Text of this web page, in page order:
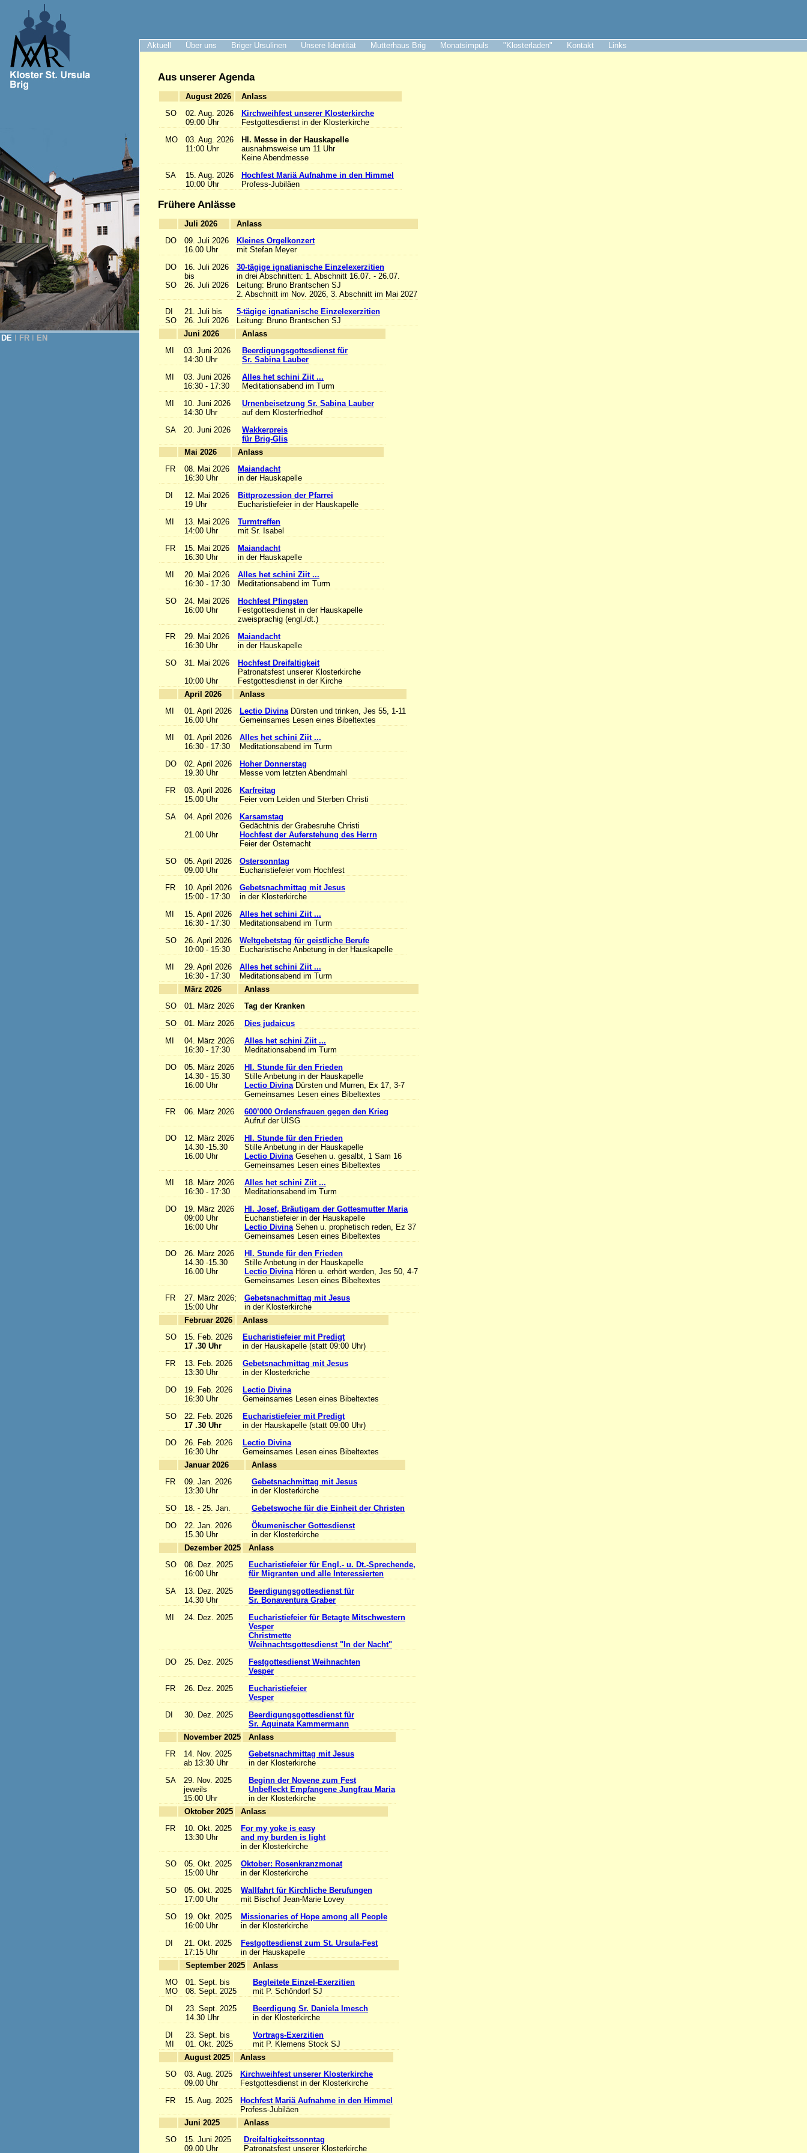
Aktuell Über uns Briger Ursulinen Unsere Identität Mutterhaus Brig Monatsimpuls "Klosterladen" Kontakt Links
DE FR EN
Aus unserer Agenda
August 2026
Anlass
SO
02. Aug. 2026
09:00 Uhr
Kirchweihfest unserer Klosterkirche
Festgottesdienst in der Klosterkirche
MO
03. Aug. 2026
11:00 Uhr
Hl. Messe in der Hauskapelle
ausnahmsweise um 11 Uhr
Keine Abendmesse
SA
15. Aug. 2026
10:00 Uhr
Hochfest Mariä Aufnahme in den Himmel
Profess-Jubiläen
Frühere Anlässe
Juli 2026
Anlass
DO
09. Juli 2026
16.00 Uhr
Kleines Orgelkonzert
mit Stefan Meyer
DO
SO
16. Juli 2026
bis
26. Juli 2026
30-tägige ignatianische Einzelexerzitien
in drei Abschnitten: 1. Abschnitt 16.07. - 26.07.
Leitung: Bruno Brantschen SJ
2. Abschnitt im Nov. 2026, 3. Abschnitt im Mai 2027
DI
SO
21. Juli bis
26. Juli 2026
5-tägige ignatianische Einzelexerzitien
Leitung: Bruno Brantschen SJ
Juni 2026
Anlass
MI
03. Juni 2026
14:30 Uhr
Beerdigungsgottesdienst für
Sr. Sabina Lauber
MI
03. Juni 2026
16:30 - 17:30
Alles het schini Ziit ...
Meditationsabend im Turm
MI
10. Juni 2026
14:30 Uhr
Urnenbeisetzung Sr. Sabina Lauber
auf dem Klosterfriedhof
SA
20. Juni 2026
Wakkerpreis
für Brig-Glis
Mai 2026
Anlass
FR
08. Mai 2026
16:30 Uhr
Maiandacht
in der Hauskapelle
DI
12. Mai 2026
19 Uhr
Bittprozession der Pfarrei
Eucharistiefeier in der Hauskapelle
MI
13. Mai 2026
14:00 Uhr
Turmtreffen
mit Sr. Isabel
FR
15. Mai 2026
16:30 Uhr
Maiandacht
in der Hauskapelle
MI
20. Mai 2026
16:30 - 17:30
Alles het schini Ziit ...
Meditationsabend im Turm
SO
24. Mai 2026
16:00 Uhr
Hochfest Pfingsten
Festgottesdienst in der Hauskapelle
zweisprachig (engl./dt.)
FR
29. Mai 2026
16:30 Uhr
Maiandacht
in der Hauskapelle
SO
31. Mai 2026
10:00 Uhr
Hochfest Dreifaltigkeit
Patronatsfest unserer Klosterkirche
Festgottesdienst in der Kirche
April 2026
Anlass
MI
01. April 2026
16.00 Uhr
Lectio DivinaDürsten und trinken, Jes 55, 1-11
Gemeinsames Lesen eines Bibeltextes
MI
01. April 2026
16:30 - 17:30
Alles het schini Ziit ...
Meditationsabend im Turm
DO
02. April 2026
19.30 Uhr
Hoher Donnerstag
Messe vom letzten Abendmahl
FR
03. April 2026
15.00 Uhr
Karfreitag
Feier vom Leiden und Sterben Christi
SA
04. April 2026
21.00 Uhr
Karsamstag
Gedächtnis der Grabesruhe Christi
Hochfest der Auferstehung des Herrn
Feier der Osternacht
SO
05. April 2026
09.00 Uhr
Ostersonntag
Eucharistiefeier vom Hochfest
FR
10. April 2026
15:00 - 17:30
Gebetsnachmittag mit Jesus
in der Klosterkirche
MI
15. April 2026
16:30 - 17:30
Alles het schini Ziit ...
Meditationsabend im Turm
SO
26. April 2026
10:00 - 15:30
Weltgebetstag für geistliche Berufe
Eucharistische Anbetung in der Hauskapelle
MI
29. April 2026
16:30 - 17:30
Alles het schini Ziit ...
Meditationsabend im Turm
März 2026
Anlass
SO
01. März 2026
Tag der Kranken
SO
01. März 2026
Dies judaicus
MI
04. März 2026
16:30 - 17:30
Alles het schini Ziit ...
Meditationsabend im Turm
DO
05. März 2026
14.30 - 15.30
16:00 Uhr
Hl. Stunde für den Frieden
Stille Anbetung in der Hauskapelle
Lectio DivinaDürsten und Murren, Ex 17, 3-7
Gemeinsames Lesen eines Bibeltextes
FR
06. März 2026
600’000 Ordensfrauen gegen den Krieg
Aufruf der UISG
DO
12. März 2026
14.30 -15.30
16.00 Uhr
Hl. Stunde für den Frieden
Stille Anbetung in der Hauskapelle
Lectio DivinaGesehen u. gesalbt, 1 Sam 16
Gemeinsames Lesen eines Bibeltextes
MI
18. März 2026
16:30 - 17:30
Alles het schini Ziit ...
Meditationsabend im Turm
DO
19. März 2026
09:00 Uhr
16:00 Uhr
Hl. Josef, Bräutigam der Gottesmutter Maria
Eucharistiefeier in der Hauskapelle
Lectio DivinaSehen u. prophetisch reden, Ez 37
Gemeinsames Lesen eines Bibeltextes
DO
26. März 2026
14.30 -15.30
16.00 Uhr
Hl. Stunde für den Frieden
Stille Anbetung in der Hauskapelle
Lectio DivinaHören u. erhört werden, Jes 50, 4-7
Gemeinsames Lesen eines Bibeltextes
FR
27. März 2026;
15:00 Uhr
Gebetsnachmittag mit Jesus
in der Klosterkirche
Februar 2026
Anlass
SO
15. Feb. 2026
17 .30 Uhr
Eucharistiefeier mit Predigt
in der Hauskapelle (statt 09:00 Uhr)
FR
13. Feb. 2026
13:30 Uhr
Gebetsnachmittag mit Jesus
in der Klosterkriche
DO
19. Feb. 2026
16:30 Uhr
Lectio Divina
Gemeinsames Lesen eines Bibeltextes
SO
22. Feb. 2026
17 .30 Uhr
Eucharistiefeier mit Predigt
in der Hauskapelle (statt 09:00 Uhr)
DO
26. Feb. 2026
16:30 Uhr
Lectio Divina
Gemeinsames Lesen eines Bibeltextes
Januar 2026
Anlass
FR
09. Jan. 2026
13:30 Uhr
Gebetsnachmittag mit Jesus
in der Klosterkirche
SO
18. - 25. Jan.
Gebetswoche für die Einheit der Christen
DO
22. Jan. 2026
15.30 Uhr
Ökumenischer Gottesdienst
in der Klosterkirche
Dezember 2025
Anlass
SO
08. Dez. 2025
16:00 Uhr
Eucharistiefeier für Engl.- u. Dt.-Sprechende,
für Migranten und alle Interessierten
SA
13. Dez. 2025
14.30 Uhr
Beerdigungsgottesdienst für
Sr. Bonaventura Graber
MI
24. Dez. 2025
Eucharistiefeier für Betagte Mitschwestern
Vesper
Christmette
Weihnachtsgottesdienst "In der Nacht"
DO
25. Dez. 2025
Festgottesdienst Weihnachten
Vesper
FR
26. Dez. 2025
Eucharistiefeier
Vesper
DI
30. Dez. 2025
Beerdigungsgottesdienst für
Sr. Aquinata Kammermann
November 2025
Anlass
FR
14. Nov. 2025
ab 13:30 Uhr
Gebetsnachmittag mit Jesus
in der Klosterkirche
SA
29. Nov. 2025
jeweils
15:00 Uhr
Beginn der Novene zum Fest
Unbefleckt Empfangene Jungfrau Maria
in der Klosterkirche
Oktober 2025
Anlass
FR
10. Okt. 2025
13:30 Uhr
For my yoke is easy
and my burden is light
in der Klosterkirche
SO
05. Okt. 2025
15:00 Uhr
Oktober: Rosenkranzmonat
in der Klosterkirche
SO
05. Okt. 2025
17:00 Uhr
Wallfahrt für Kirchliche Berufungen
mit Bischof Jean-Marie Lovey
SO
19. Okt. 2025
16:00 Uhr
Missionaries of Hope among all People
in der Klosterkirche
DI
21. Okt. 2025
17:15 Uhr
Festgottesdienst zum St. Ursula-Fest
in der Hauskapelle
September 2025
Anlass
MO
MO
01. Sept. bis
08. Sept. 2025
Begleitete Einzel-Exerzitien
mit P. Schöndorf SJ
DI
23. Sept. 2025
14.30 Uhr
Beerdigung Sr. Daniela Imesch
in der Klosterkirche
DI
MI
23. Sept. bis
01. Okt. 2025
Vortrags-Exerzitien
mit P. Klemens Stock SJ
August 2025
Anlass
SO
03. Aug. 2025
09.00 Uhr
Kirchweihfest unserer Klosterkirche
Festgottesdienst in der Klosterkirche
FR
15. Aug. 2025
Hochfest Mariä Aufnahme in den Himmel
Profess-Jubiläen
Juni 2025
Anlass
SO
15. Juni 2025
09.00 Uhr
Dreifaltigkeitssonntag
Patronatsfest unserer Klosterkirche